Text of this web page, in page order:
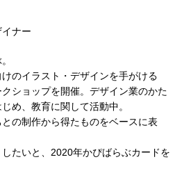
ナー
のイラスト・デザインを手がける
ショップを開催。デザイン業のかた
め、教育に関して活動中。
の制作から得たものをベースに表
たいと、2020年かぴばらぶカードを